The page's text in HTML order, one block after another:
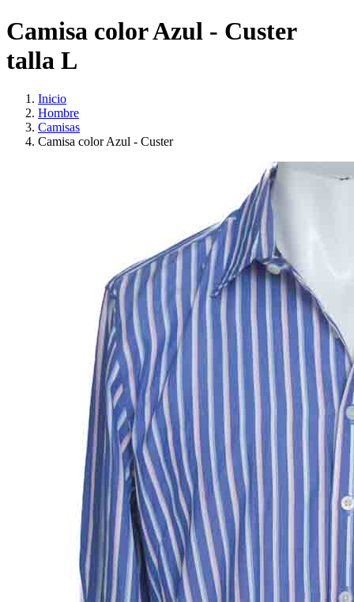
Camisa color Azul - Custer
talla L
Inicio
Hombre
Camisas
Camisa color Azul - Custer